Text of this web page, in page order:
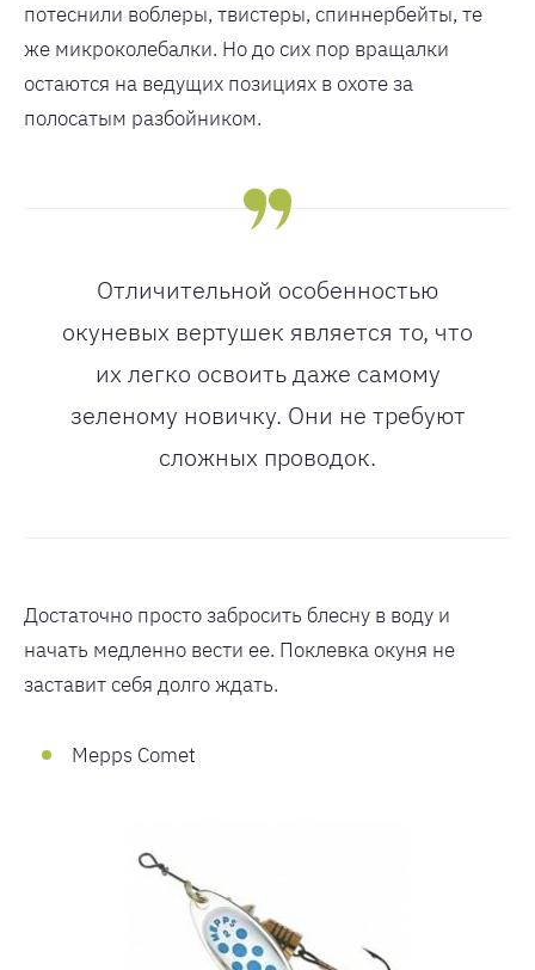
потеснили воблеры, твистеры, спиннербейты, те
же микроколебалки. Но до сих пор вращалки
остаются на ведущих позициях в охоте за
полосатым разбойником.
Отличительной особенностью
окуневых вертушек является то, что
их легко освоить даже самому
зеленому новичку. Они не требуют
сложных проводок.
Достаточно просто забросить блесну в воду и
начать медленно вести ее. Поклевка окуня не
заставит себя долго ждать.
Mepps Comet